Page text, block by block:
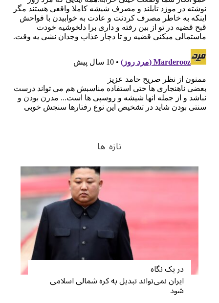
تازه ها
در یک نگاه
ایران نمی‌تواند تبدیل به کره شمالی اسلامی
شود